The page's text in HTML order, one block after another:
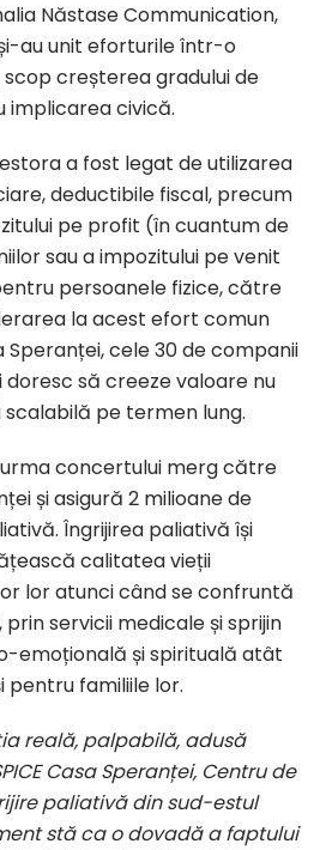
Năstase Communication,
au unit eforturile într-o
creșterea gradului de
implicarea civică.
a fost legat de utilizarea
deductibile fiscal, precum
pe profit (în cuantum de
sau a impozitului pe venit
persoanele fizice, către
la acest efort comun
Speranței, cele 30 de companii
doresc să creeze valoare nu
scalabilă pe termen lung.
concertului merg către
și asigură 2 milioane de
Îngrijirea paliativă își
calitatea vieții
lor atunci când se confruntă
servicii medicale și sprijin
emoțională și spirituală atât
pentru familiile lor.
reală, palpabilă, adusă
Casa Speranței, Centru de
paliativă din sud-estul
stă ca o dovadă a faptului